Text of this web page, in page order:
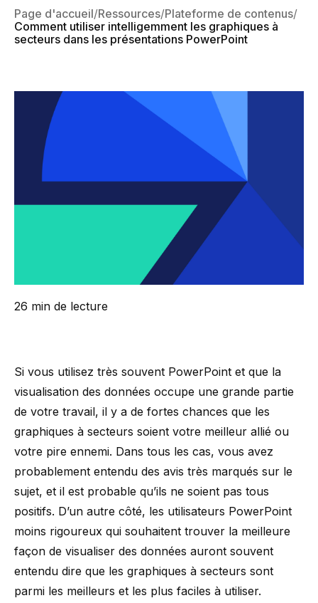
Page d'accueil Ressources Plateforme de contenus
Comment utiliser intelligemment les graphiques à
secteurs dans les présentations PowerPoint
26 min de lecture
Si vous utilisez très souvent PowerPoint et que la
visualisation des données occupe une grande partie
de votre travail, il y a de fortes chances que les
graphiques à secteurs soient votre meilleur allié ou
votre pire ennemi. Dans tous les cas, vous avez
probablement entendu des avis très marqués sur le
sujet, et il est probable qu’ils ne soient pas tous
positifs. D’un autre côté, les utilisateurs PowerPoint
moins rigoureux qui souhaitent trouver la meilleure
façon de visualiser des données auront souvent
entendu dire que les graphiques à secteurs sont
parmi les meilleurs et les plus faciles à utiliser.